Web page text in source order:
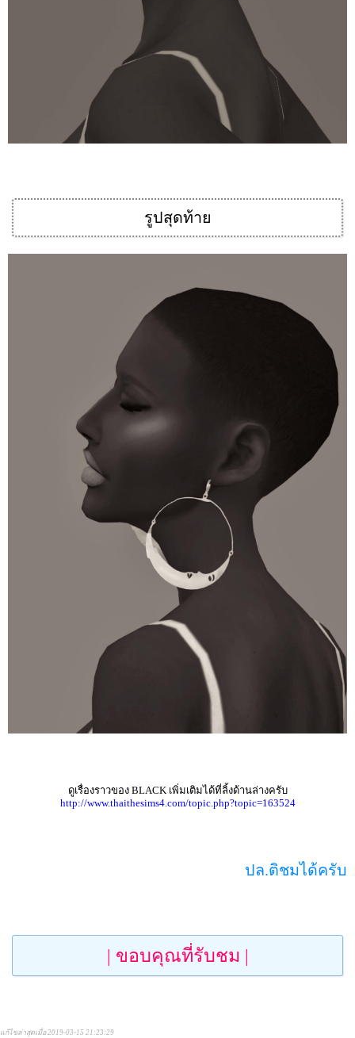
รูปสุดท้าย
ดูเรื่องราวของ BLACK เพิ่มเติมได้ที่ลิ้งด้านล่างครับ
http://www.thaithesims4.com/topic.php?topic=163524
ปล.ติชมได้ครับ
| ขอบคุณที่รับชม |
แก้ไขล่าสุดเมื่อ 2019-03-15 21:23:29